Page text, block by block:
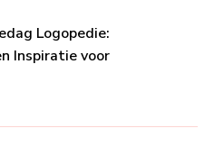
Logopedie:
Inspiratie voor